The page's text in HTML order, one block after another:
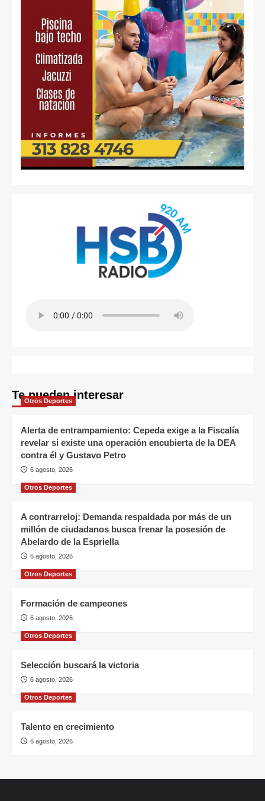
Te pueden interesar
Otros Deportes
Alerta de entrampamiento: Cepeda exige a la Fiscalía
revelar si existe una operación encubierta de la DEA
contra él y Gustavo Petro
6 agosto, 2026
Otros Deportes
A contrarreloj: Demanda respaldada por más de un
millón de ciudadanos busca frenar la posesión de
Abelardo de la Espriella
6 agosto, 2026
Otros Deportes
Formación de campeones
6 agosto, 2026
Otros Deportes
Selección buscará la victoria
6 agosto, 2026
Otros Deportes
Talento en crecimiento
6 agosto, 2026